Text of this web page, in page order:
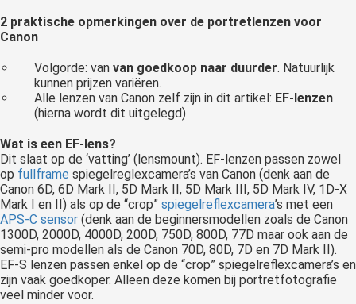
2 praktische opmerkingen over de portretlenzen voor
Canon
Volgorde: vanvan goedkoop naar duurder. Natuurlijk
kunnen prijzen variëren.
Alle lenzen van Canon zelf zijn in dit artikel: EF-lenzen
(hierna wordt dit uitgelegd)
Wat is een EF-lens?
Dit slaat op de ‘vatting’ (lensmount). EF-lenzen passen zowel
op fullframe spiegelreglexcamera’s van Canon (denk aan de
Canon 6D, 6D Mark II, 5D Mark II, 5D Mark III, 5D Mark IV, 1D-X
Mark I en II) als op de “crop” spiegelreflexcamera’s met een
APS-C sensor (denk aan de beginnersmodellen zoals de Canon
1300D, 2000D, 4000D, 200D, 750D, 800D, 77D maar ook aan de
semi-pro modellen als de Canon 70D, 80D, 7D en 7D Mark II).
EF-S lenzen passen enkel op de “crop” spiegelreflexcamera’s en
zijn vaak goedkoper. Alleen deze komen bij portretfotografie
veel minder voor.